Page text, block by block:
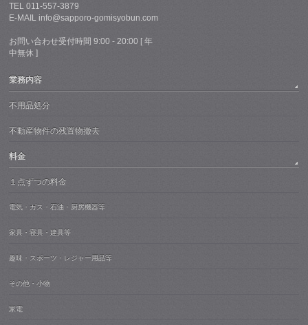
TEL 011-557-3879
E-MAIL info@sapporo-gomisyobun.com
お問い合わせ受付時間 9:00 - 20:00 [ 年
中無休 ]
業務内容
不用品処分
不動産物件の残置物撤去
料金
１点ずつの料金
電気・ガス・石油・厨房機器等
家具・寝具・建具等
趣味・スポーツ・レジャー用品等
その他・小物
家電